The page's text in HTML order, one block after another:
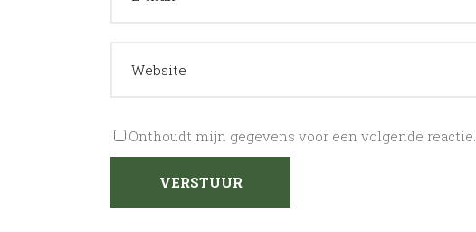
Onthoudt mijn gegevens voor een volgende reactie.